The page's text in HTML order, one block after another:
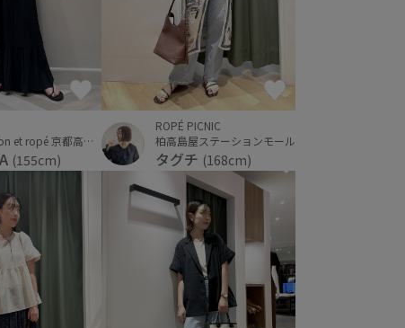
moi salon et ropé 京都高島屋
(155cm)
ROPÉ PICNIC
柏高島屋ステーションモール
タグチ (168cm)